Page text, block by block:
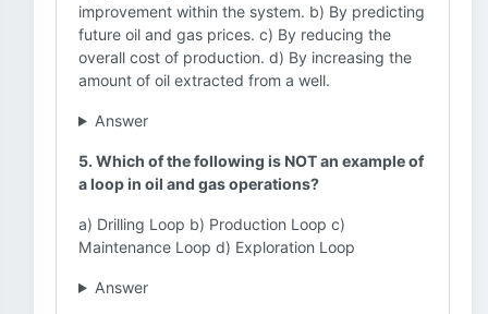
improvement within the system. b) By predicting
future oil and gas prices. c) By reducing the
overall cost of production. d) By increasing the
amount of oil extracted from a well.
Answer
5. Which of the following is NOT an example of
a loop in oil and gas operations?
a) Drilling Loop b) Production Loop c)
Maintenance Loop d) Exploration Loop
Answer